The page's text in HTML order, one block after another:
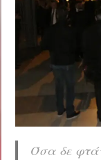
Όσα δε